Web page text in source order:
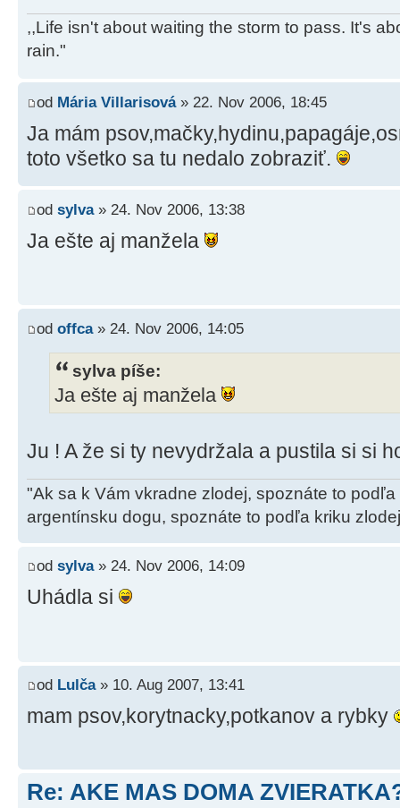
,,Life isn't about waiting the storm to pass. It's
rain."
od Mária Villarisová» 22. Nov 2006, 18:45
Ja mám
toto všetko sa tu nedalo zobraziť.
od sylva» 24. Nov 2006, 13:38
Ja ešte aj manžela
od offca» 24. Nov 2006, 14:05
sylva píše:
Ja ešte aj manžela
Ju ! A že si ty nevydržala a pustila si si
"Ak sa k Vám vkradne zlodej, spoznáte to
argentínsku dogu, spoznáte to podľa kriku
od sylva» 24. Nov 2006, 14:09
Uhádla si
od Lulča» 10. Aug 2007, 13:41
mam psov,korytnacky,potkanov a rybky
Re: AKE MAS DOMA